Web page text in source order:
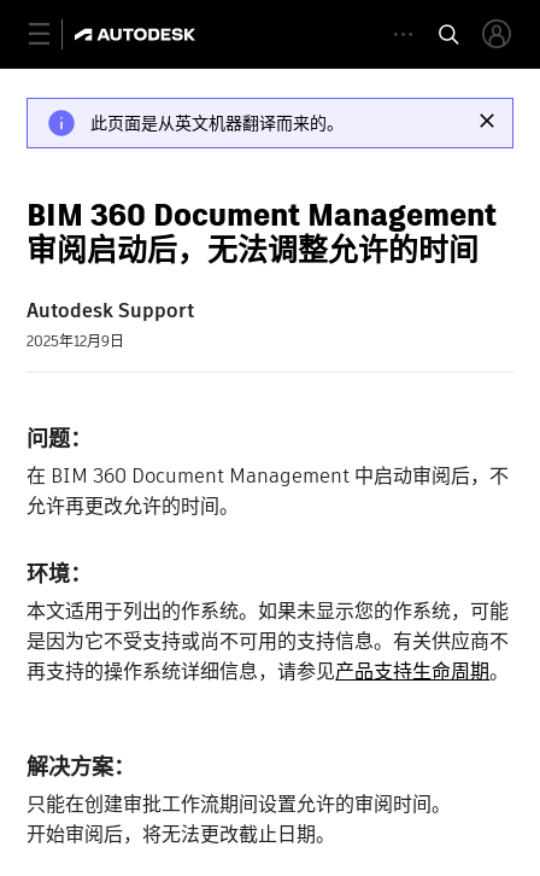
此页面是从英文机器翻译而来的。
BIM 360 Document Management
审阅启动后，无法调整允许的时间
Autodesk Support
2025年12月9日
问题：
在 BIM 360 Document Management 中启动审阅后，不
允许再更改允许的时间。
环境：
本文适用于列出的作系统。如果未显示您的作系统，可能
是因为它不受支持或尚不可用的支持信息。有关供应商不
再支持的操作系统详细信息，请参见产品支持生命周期。
解决方案：
只能在创建审批工作流期间设置允许的审阅时间。
开始审阅后，将无法更改截止日期。